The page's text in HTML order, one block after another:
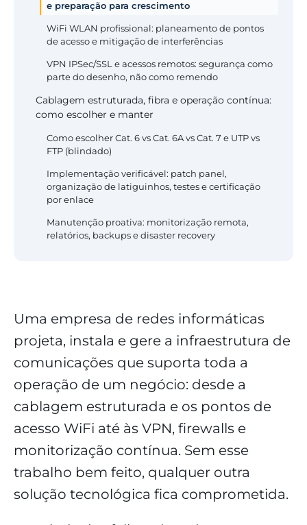
e preparação para crescimento
WiFi WLAN profissional: planeamento de pontos
de acesso e mitigação de interferências
VPN IPSec/SSL e acessos remotos: segurança como
parte do desenho, não como remendo
Cablagem estruturada, fibra e operação contínua:
como escolher e manter
Como escolher Cat. 6 vs Cat. 6A vs Cat. 7 e UTP vs
FTP (blindado)
Implementação verificável: patch panel,
organização de latiguinhos, testes e certificação
por enlace
Manutenção proativa: monitorização remota,
relatórios, backups e disaster recovery
Uma empresa de redes informáticas
projeta, instala e gere a infraestrutura de
comunicações que suporta toda a
operação de um negócio: desde a
cablagem estruturada e os pontos de
acesso WiFi até às VPN, firewalls e
monitorização contínua. Sem esse
trabalho bem feito, qualquer outra
solução tecnológica fica comprometida.